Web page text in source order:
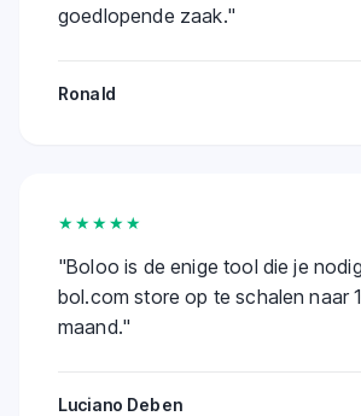
goedlopende zaak."
Ronald
★★★★★
"Boloo is de enige tool die je
bol.com store op te schalen naar
maand."
Luciano Deben